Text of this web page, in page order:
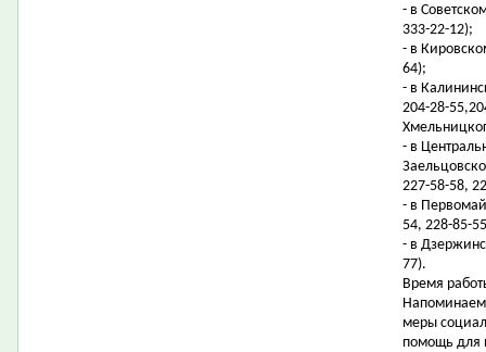
- в
333-22-12);
- в
64);
- в
204-28-
- в
227-58-58,
- в
54, 228-85-
- в
77).
Время
меры
помощь для